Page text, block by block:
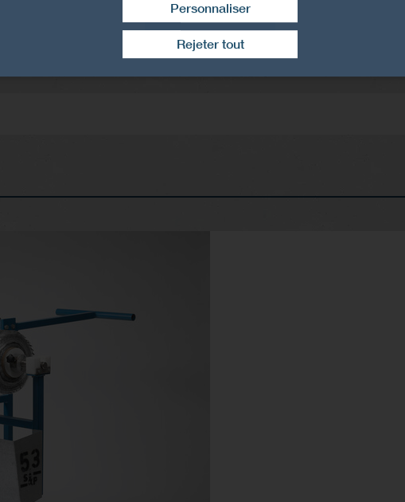
Montre plus
Rejeter tout
Retirer le consentement
Personnaliser